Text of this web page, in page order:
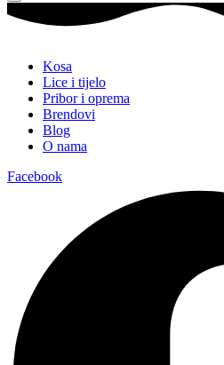
Kosa
Lice i tijelo
Pribor i oprema
Brendovi
Blog
O nama
Facebook